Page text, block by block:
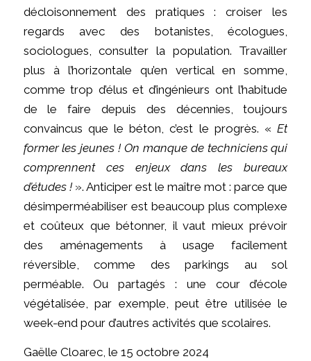
décloisonnement des pratiques : croiser les
regards avec des botanistes, écologues,
sociologues, consulter la population. Travailler
plus à l’horizontale qu’en vertical en somme,
comme trop d’élus et d’ingénieurs ont l’habitude
de le faire depuis des décennies, toujours
convaincus que le béton, c’est le progrès. «Et
former les jeunes ! On manque de techniciens qui
comprennent ces enjeux dans les bureaux
d’études !». Anticiper est le maître mot : parce que
désimperméabiliser est beaucoup plus complexe
et coûteux que bétonner, il vaut mieux prévoir
des aménagements à usage facilement
réversible, comme des parkings au sol
perméable. Ou partagés : une cour d’école
végétalisée, par exemple, peut être utilisée le
week-end pour d’autres activités que scolaires.
Gaëlle Cloarec, le 15 octobre 2024